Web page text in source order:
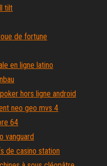
tilt
de fortune
en ligne latino
hors ligne android
neo geo mvs 4
64
vanguard
de casino station